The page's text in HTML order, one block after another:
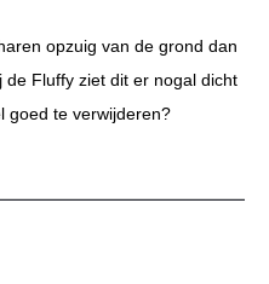
opzuig van de grond dan
Fluffy ziet dit er nogal dicht
goed te verwijderen?